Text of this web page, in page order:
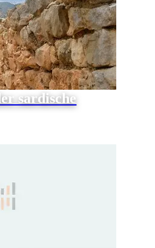
sardische